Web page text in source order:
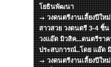
โยธินพัฒนา
วงดนตรีงานเลี้ยงปีให
สาวสวย วงดนตรี 3-4 ชิ้
วงแอ๊ด มิวสิค...ดนตรีรา
ประสบการณ์..โดย แอ๊ด
วงดนตรีงานเลี้ยงปีใ